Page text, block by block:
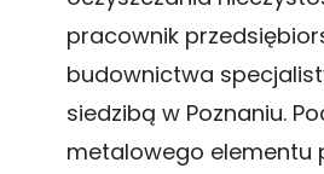
pracownik
budownictwa
siedzibą w Poznaniu.
metalowego elementu